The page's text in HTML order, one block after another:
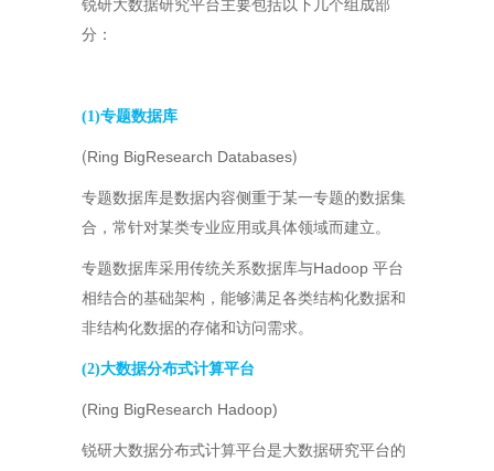
锐研大数据研究平台主要包括以下几个组成部
分：
(1)专题数据库
(Ring BigResearch Databases)
专题数据库是数据内容侧重于某一专题的数据集
合，常针对某类专业应用或具体领域而建立。
专题数据库采用传统关系数据库与Hadoop 平台
相结合的基础架构，能够满足各类结构化数据和
非结构化数据的存储和访问需求。
(2)大数据分布式计算平台
(Ring BigResearch Hadoop)
锐研大数据分布式计算平台是大数据研究平台的